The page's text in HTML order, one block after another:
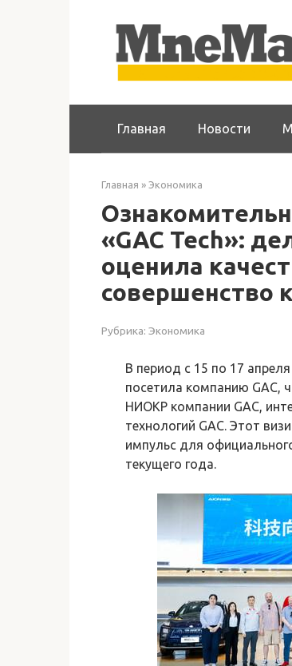
Главная Новости
Главная » Экономика
«GAC Tech»:
оценила
совершенство
Рубрика: Экономика
В период с 15 по 17
посетила компанию GAC,
НИОКР компании GAC,
технологий GAC. Этот
импульс для
текущего года.